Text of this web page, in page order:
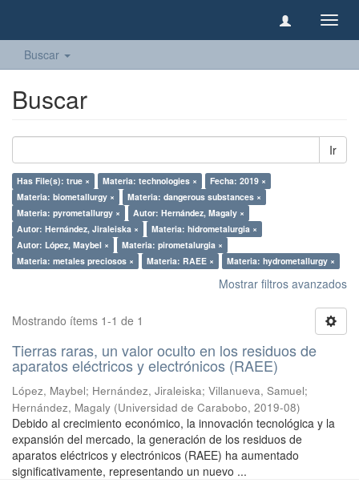
Buscar
Buscar
Ir
Has File(s): true × Materia: technologies ×
Fecha: 2019 ×
Materia: biometallurgy ×
Materia: dangerous substances ×
Materia: pyrometallurgy ×
Autor: Hernández, Magaly ×
Autor: Hernández, Jiraleiska ×
Materia: hidrometalurgia ×
Autor: López, Maybel ×
Materia: pirometalurgia ×
Materia: metales preciosos ×
Materia: RAEE × Materia: hydrometallurgy ×
Mostrar filtros avanzados
Mostrando ítems 1-1 de 1
Tierras raras, un valor oculto en los residuos de
aparatos eléctricos y electrónicos (RAEE)
López, Maybel; Hernández, Jiraleiska; Villanueva, Samuel;
Hernández, Magaly (Universidad de Carabobo, 2019-08)
Debido al crecimiento económico, la innovación tecnológica y la
expansión del mercado, la generación de los residuos de
aparatos eléctricos y electrónicos (RAEE) ha aumentado
significativamente, representando un nuevo ...